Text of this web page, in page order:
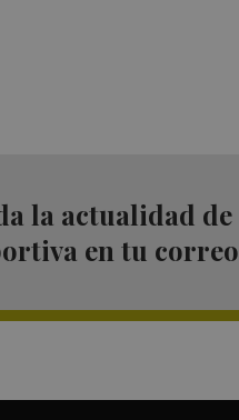
la actualidad de
en tu correo